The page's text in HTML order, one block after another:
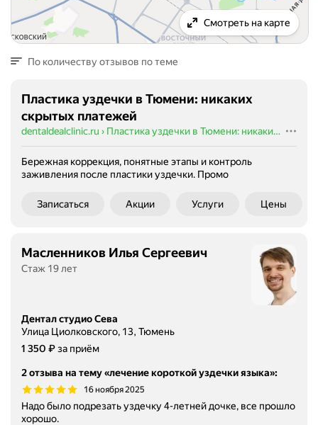
Смотреть на карте
По количеству отзывов по теме
Пластика уздечки в Тюмени: никаких
скрытых платежей
dentaldealclinic.ru › Пластика уздечки в Тюмени: никаких скрытых платежей
Бережная коррекция, понятные этапы и контроль
заживления после пластики уздечки. Промо
Записаться Акции Услуги Цены
Масленников Илья Сергеевич
Стаж 19 лет
Дентал студио Сева
Улица Циолковского, 13, Тюмень
Цена
1350
1 350 ₽за приём
2 отзыва на тему «лечение короткой уздечки языка»:
16 ноября 2025
Надо было подрезать уздечку 4-летней дочке, все прошло
хорошо.